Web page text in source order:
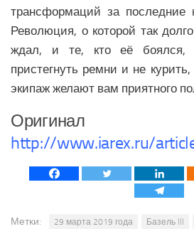
трансформаций за последние
Революция, о которой так
ждал, и те, кто её боялся,
пристегнуть ремни и не
экипаж желают вам приятного
Оригинал
http://www.iarex.ru/
Метки: 29 марта 2019 года Базель III